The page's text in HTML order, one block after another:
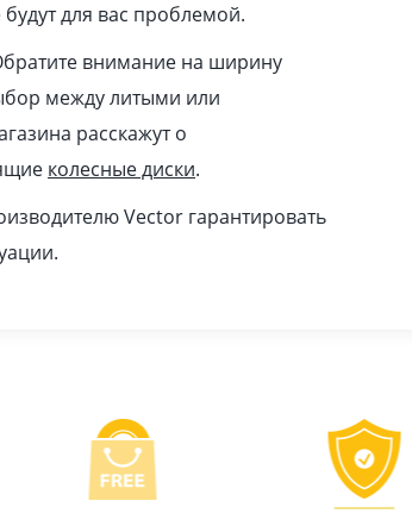
для вас проблемой.
внимание на ширину
между литыми или
расскажут о
колесные диски.
Vector гарантировать